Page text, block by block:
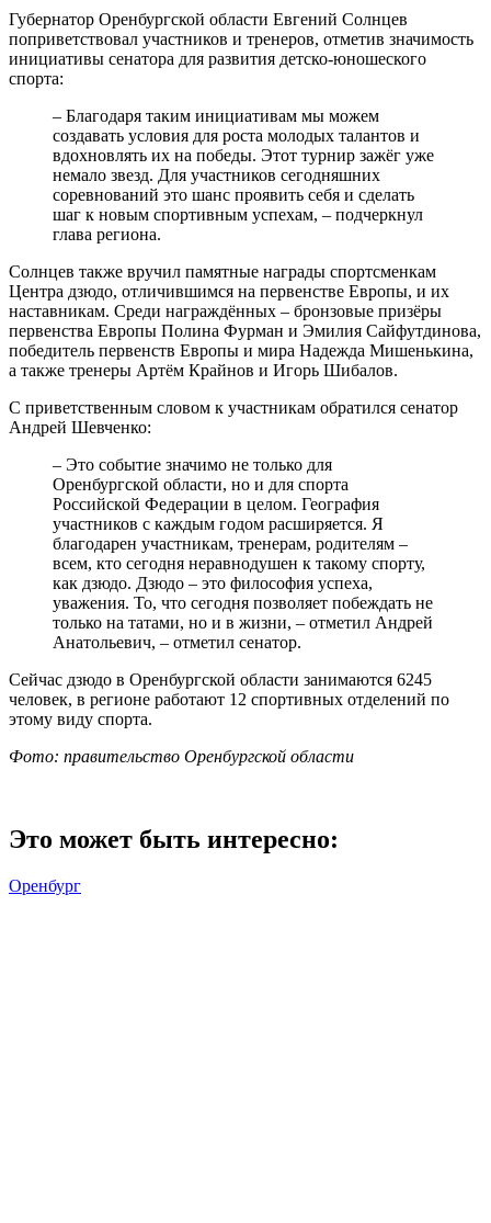
Губернатор Оренбургской области Евгений Солнцев
поприветствовал участников и тренеров, отметив значимость
инициативы сенатора для развития детско-юношеского
спорта:
– Благодаря таким инициативам мы можем
создавать условия для роста молодых талантов и
вдохновлять их на победы. Этот турнир зажёг уже
немало звезд. Для участников сегодняшних
соревнований это шанс проявить себя и сделать
шаг к новым спортивным успехам, – подчеркнул
глава региона.
Солнцев также вручил памятные награды спортсменкам
Центра дзюдо, отличившимся на первенстве Европы, и их
наставникам. Среди награждённых – бронзовые призёры
первенства Европы Полина Фурман и Эмилия Сайфутдинова,
победитель первенств Европы и мира Надежда Мишенькина,
а также тренеры Артём Крайнов и Игорь Шибалов.
С приветственным словом к участникам обратился сенатор
Андрей Шевченко:
– Это событие значимо не только для
Оренбургской области, но и для спорта
Российской Федерации в целом. География
участников с каждым годом расширяется. Я
благодарен участникам, тренерам, родителям –
всем, кто сегодня неравнодушен к такому спорту,
как дзюдо. Дзюдо – это философия успеха,
уважения. То, что сегодня позволяет побеждать не
только на татами, но и в жизни, – отметил Андрей
Анатольевич, – отметил сенатор.
Сейчас дзюдо в Оренбургской области занимаются 6245
человек, в регионе работают 12 спортивных отделений по
этому виду спорта.
Фото: правительство Оренбургской области
Это может быть интересно:
Оренбург